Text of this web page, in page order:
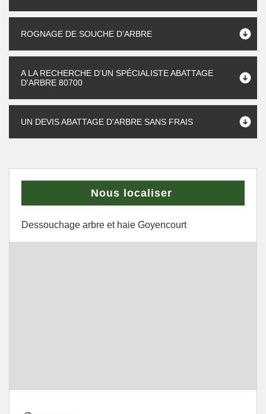
ROGNAGE DE SOUCHE D’ARBRE
A LA RECHERCHE D’UN SPÉCIALISTE ABATTAGE
D'ARBRE 80700
UN DEVIS ABATTAGE D'ARBRE SANS FRAIS
Nous localiser
Dessouchage arbre et haie Goyencourt